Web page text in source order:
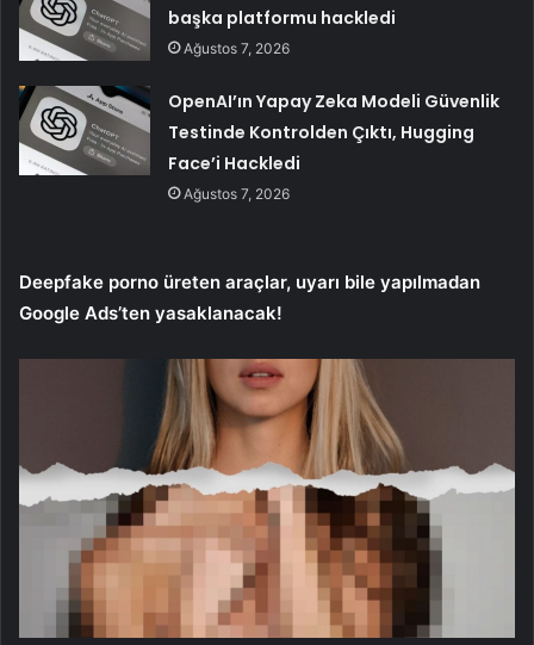
başka platformu hackledi
Ağustos 7, 2026
OpenAI’ın Yapay Zeka Modeli Güvenlik
Testinde Kontrolden Çıktı, Hugging
Face’i Hackledi
Ağustos 7, 2026
Deepfake porno üreten araçlar, uyarı bile yapılmadan
Google Ads’ten yasaklanacak!